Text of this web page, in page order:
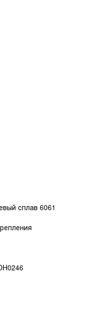
сплав 6061